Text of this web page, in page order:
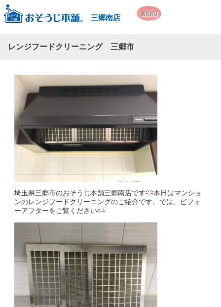
三郷南店
レンジフードクリーニング 三郷市
埼玉県三郷市のおそうじ本舗三郷南店です
本日はマンショ
ンのレンジフードクリーニングのご紹介です。では、ビフォ
ーアフターをご覧ください